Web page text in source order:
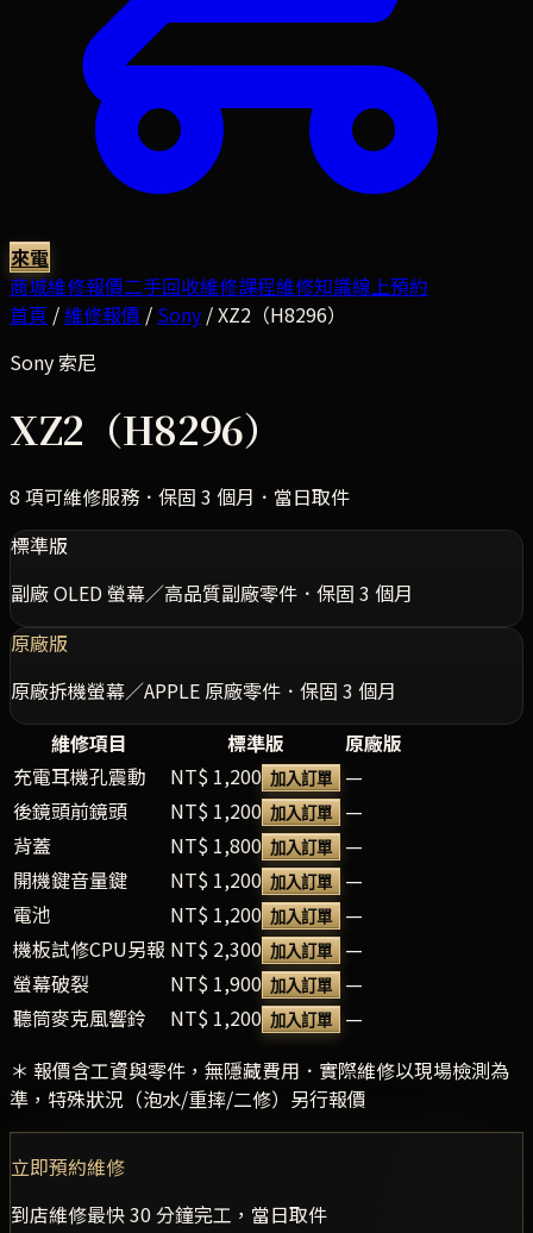
來電
商城維修報價二手回收維修課程維修知識線上預約
首頁 /維修報價 / Sony /XZ2（H8296）
Sony索尼
XZ2（H8296）
8 項可維修服務．保固 3 個月．當日取件
標準版
副廠 OLED 螢幕／高品質副廠零件．保固 3 個月
原廠版
原廠拆機螢幕／APPLE 原廠零件．保固 3 個月
維修項目
標準版
原廠版
充電耳機孔震動
NT$ 1,200 加入訂單
—
後鏡頭前鏡頭
NT$ 1,200 加入訂單
—
背蓋
NT$ 1,800 加入訂單
—
開機鍵音量鍵
NT$ 1,200 加入訂單
—
電池
NT$ 1,200 加入訂單
—
機板試修CPU另報 NT$ 2,300 加入訂單
—
螢幕破裂
NT$ 1,900 加入訂單
—
聽筒麥克風響鈴
NT$ 1,200 加入訂單
—
＊ 報價含工資與零件，無隱藏費用．實際維修以現場檢測為
準，特殊狀況（泡水/重摔/二修）另行報價
立即預約維修
到店維修最快 30 分鐘完工，當日取件